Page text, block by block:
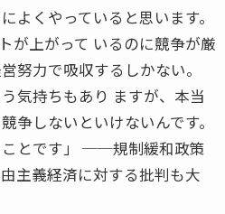
よくやっていると思います。
が上がって いるのに競争が厳
努力で吸収するしかない。
気持ちもあり ますが、本当
争しないといけないんです。
ことです」 ──規制緩和政策
主義経済に対する批判も大